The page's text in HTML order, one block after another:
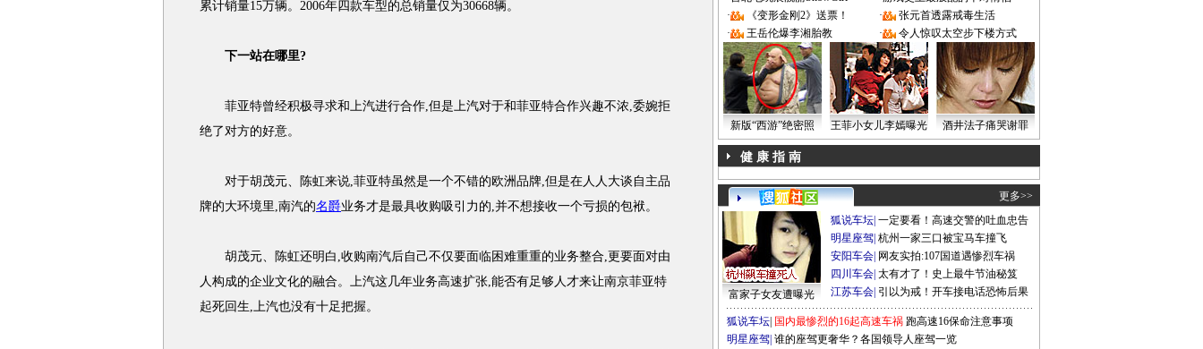
累计销量15万辆。2006年四款车型的总销量仅为30668辆。
下一站在哪里?
菲亚特曾经积极寻求和上汽进行合作,但是上汽对于和菲亚特合作兴趣不浓,委婉拒
绝了对方的好意。
对于胡茂元、陈虹来说,菲亚特虽然是一个不错的欧洲品牌,但是在人人大谈自主品
牌的大环境里,南汽的名爵业务才是最具收购吸引力的,并不想接收一个亏损的包袱。
胡茂元、陈虹还明白,收购南汽后自己不仅要面临困难重重的业务整合,更要面对由
人构成的企业文化的融合。上汽这几年业务高速扩张,能否有足够人才来让南京菲亚特
起死回生,上汽也没有十足把握。
·
《变形金刚2》送票！ ·
张元首透露戒毒生活
·
王岳伦爆李湘胎教 · 令人惊叹太空步下楼方式
新版“西游”绝密照 王菲小女儿李嫣曝光 酒井法子痛哭谢罪
健 康 指 南
更多>>
富家子女友遭曝光
狐说车坛 一定要看！高速交警的吐血忠告
明星座驾 杭州一家三口被宝马车撞飞
安阳车会 网友实拍:107国道遇惨烈车祸
四川车会 太有才了！史上最牛节油秘笈
江苏车会 引以为戒！开车接电话恐怖后果
狐说车坛 国内最惨烈的16起高速车祸 跑高速16保命注意事项
明星座驾 谁的座驾更奢华？各国领导人座驾一览